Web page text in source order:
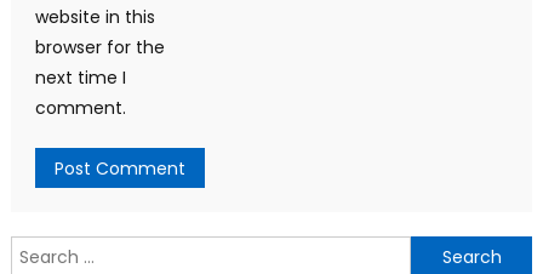
website in this
browser for the
next time I
comment.
Search